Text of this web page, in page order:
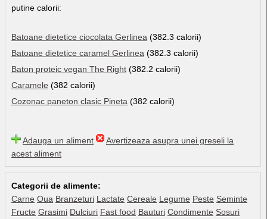
putine calorii:
Batoane dietetice ciocolata Gerlinea (382.3 calorii)
Batoane dietetice caramel Gerlinea (382.3 calorii)
Baton proteic vegan The Right (382.2 calorii)
Caramele (382 calorii)
Cozonac paneton clasic Pineta (382 calorii)
Adauga un aliment
Avertizeaza asupra unei greseli la
acest aliment
Categorii de alimente:
Carne Oua Branzeturi Lactate Cereale Legume Peste Seminte
Fructe Grasimi Dulciuri Fast food Bauturi Condimente Sosuri